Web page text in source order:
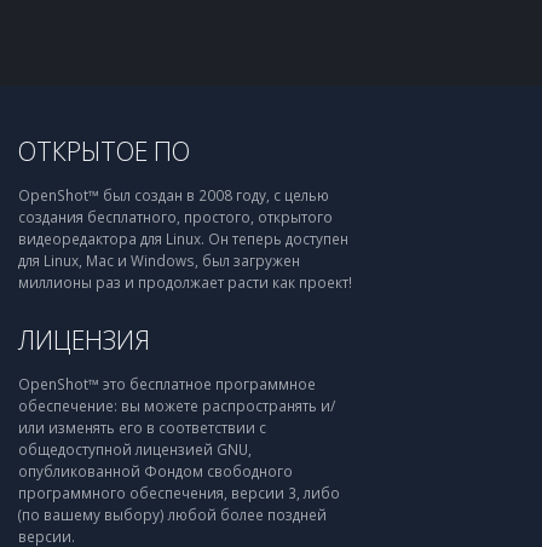
ОТКРЫТОЕ ПО
OpenShot™ был создан в 2008 году, с целью
создания бесплатного, простого, открытого
видеоредактора для Linux. Он теперь доступен
для Linux, Mac и Windows, был загружен
миллионы раз и продолжает расти как проект!
ЛИЦЕНЗИЯ
OpenShot™ это бесплатное программное
обеспечение: вы можете распространять и/
или изменять его в соответствии с
общедоступной лицензией GNU,
опубликованной Фондом свободного
программного обеспечения, версии 3, либо
(по вашему выбору) любой более поздней
версии.